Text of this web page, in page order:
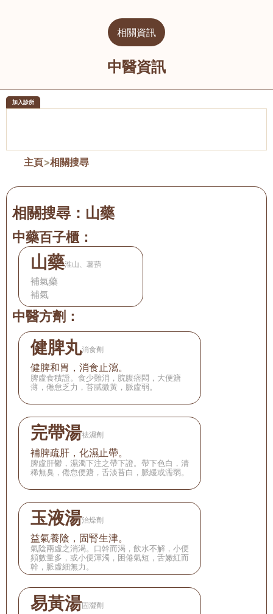
相關資訊
中醫資訊
加入診所
主頁>相關搜尋
相關搜尋： 山藥
中藥百子櫃：
山藥淮山、薯蕷
補氣藥
補氣
中醫方劑：
健脾丸消食劑
健脾和胃，消食止瀉。
脾虛食積證。食少難消，脘腹痞悶，大便溏
薄，倦怠乏力，苔膩微黃，脈虛弱。
完帶湯祛濕劑
補脾疏肝，化濕止帶。
脾虛肝鬱，濕濁下注之帶下證。帶下色白，清
稀無臭，倦怠便溏，舌淡苔白，脈緩或濡弱。
玉液湯治燥劑
益氣養陰，固腎生津。
氣陰兩虛之消渴。口幹而渴，飲水不解，小便
頻數量多，或小便渾濁，困倦氣短，舌嫩紅而
幹，脈虛細無力。
易黃湯固澀劑